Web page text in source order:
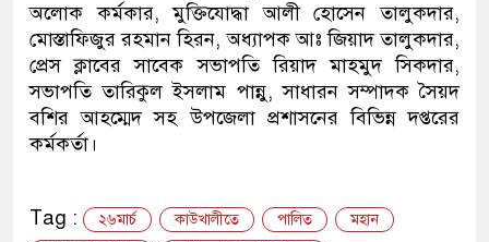
অলোক কর্মকার, মুক্তিযোদ্ধা আলী হোসেন তালুকদার,
মোস্তাফিজুর রহমান হিরন, অধ্যাপক আঃ জিয়াদ তালুকদার,
প্রেস ক্লাবের সাবেক সভাপতি রিয়াদ মাহমুদ সিকদার,
সভাপতি তারিকুল ইসলাম পান্নু, সাধারন সম্পাদক সৈয়দ
বশির আহম্মেদ সহ উপজেলা প্রশাসনের বিভিন্ন দপ্তরের
কর্মকর্তা।
Tag : ২৬মার্চ কাউখালীতে পালিত
মহান